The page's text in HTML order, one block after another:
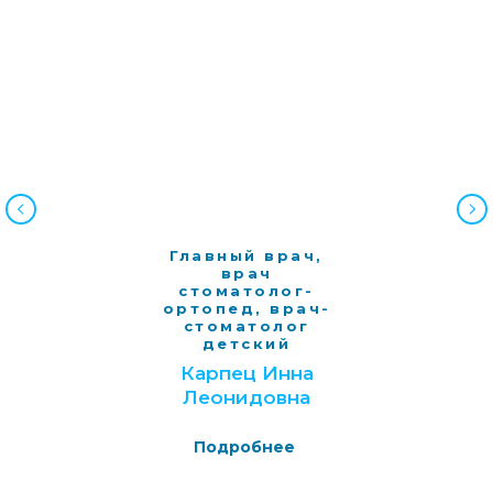
Главный врач,
врач
стоматолог-
ортопед, врач-
стоматолог
детский
Карпец Инна
Леонидовна
Подробнее